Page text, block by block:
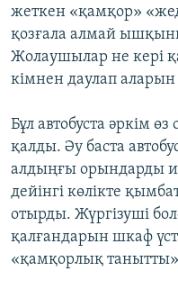
жеткен «қамқор»
қозғала алмай
Жолаушылар не кері
кімнен даулап
Бұл автобуста әркім
қалды. Әу баста
алдыңғы орындарды
дейінгі көлікте
отырды. Жүргізуші
қалғандарын шкаф
«қамқорлық